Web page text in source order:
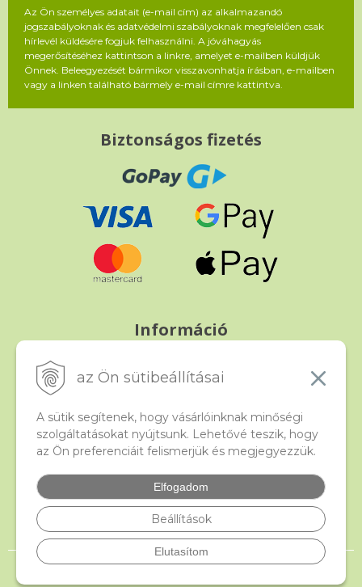
az Ön sütibeállításai
A sütik segítenek, hogy vásárlóinknak minőségi
szolgáltatásokat nyújtsunk. Lehetővé teszik, hogy
az Ön preferenciáit felismerjük és megjegyezzük.
Elfogadom
Beállítások
Elutasítom
Az Ön személyes adatait (e-mail cím) az alkalmazandó
jogszabályoknak és adatvédelmi szabályoknak megfelelően csak
hírlevél küldésére fogjuk felhasználni. A jóváhagyás
megerősítéséhez kattintson a linkre, amelyet e-mailben küldjük
Önnek. Beleegyezését bármikor visszavonhatja írásban, e-mailben
vagy a linken található bármely e-mail címre kattintva.
Biztonságos fizetés
Információ
Panasz, árucsere és visszáru
Beado
Kapcsolat
Gyakori kérdések
Facebook
© 2026 beado.hu, a gyöngyök webáruháza •NextShop&e-shop Pohoda